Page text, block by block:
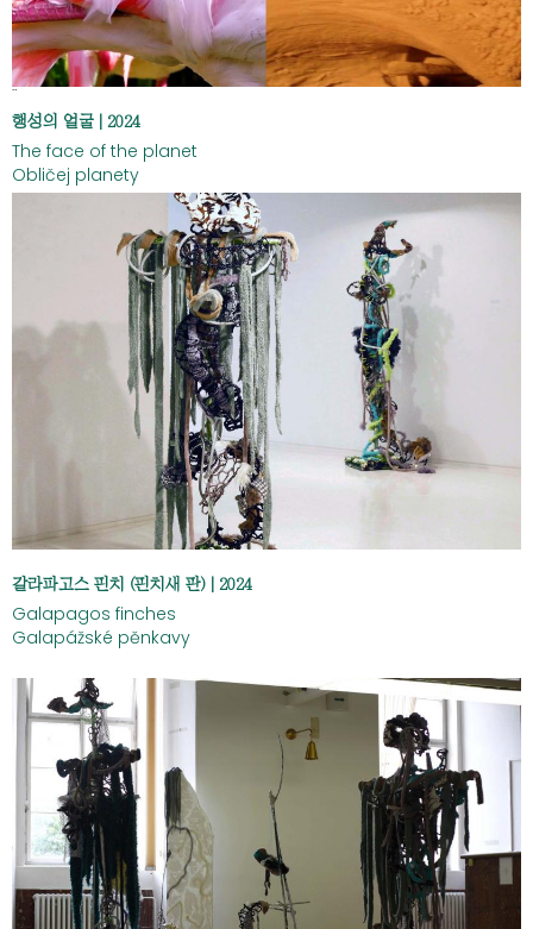
¨
행성의 얼굴 | 2024
The face of the planet
Obličej planety
갈라파고스 핀치 (핀치새 판) | 2024
Galapagos finches
Galapážské pěnkavy